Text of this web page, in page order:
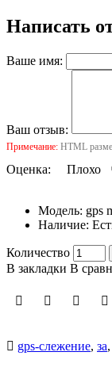
Написать
Ваше имя:
Ваш отзыв:
Примечание: HTML
Оценка: Плохо
Модель: gps
Наличие:
Количество
В закладки В
gps-слежение, за,